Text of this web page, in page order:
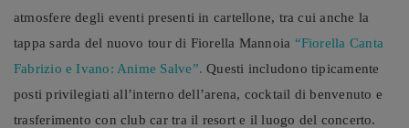
atmosfere degli eventi presenti in cartellone, tra cui anche la
tappa sarda del nuovo tour di Fiorella Mannoia “Fiorella Canta
Fabrizio e Ivano: Anime Salve”. Questi includono tipicamente
posti privilegiati all’interno dell’arena, cocktail di benvenuto e
trasferimento con club car tra il resort e il luogo del concerto.